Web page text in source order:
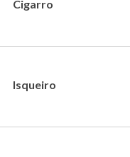
Cigarro
Isqueiro